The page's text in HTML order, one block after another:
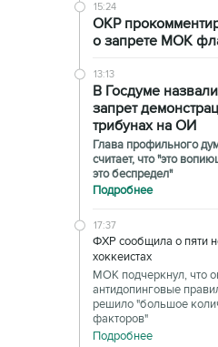
15:24
ОКР
о запрете МОК
13:13
В Госдуме
запрет
трибунах на ОИ
Глава профильного
считает, что "это
это беспредел"
Подробнее
17:37
ФХР сообщила о пяти
хоккеистах
МОК подчеркнул, что
антидопинговые
решило "большое
факторов"
Подробнее